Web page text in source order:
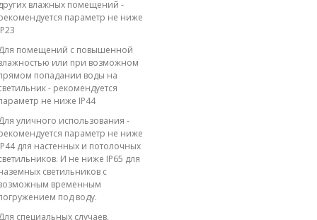
влажных помещений -
параметр не ниже
помещений с повышенной
или при возможном
попадании воды на
- рекомендуется
не ниже IP44
уличного использования -
параметр не ниже
для настенных и потолочных
И не ниже IP65 для
светильников с
временным
под воду.
специальных случаев,